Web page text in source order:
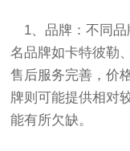
1、品牌：不同品
名品牌如卡特彼勒
售后服务完善，价
牌则可能提供相对
能有所欠缺。